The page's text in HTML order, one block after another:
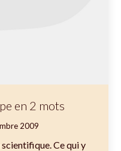
en 2 mots
2009
scientifique. Ce qui y